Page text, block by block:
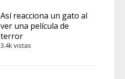
Así reacciona un gato al
ver una película de
terror
3.4k vistas